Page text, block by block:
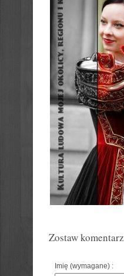
Zostaw komentarz
Imię (wymagane) :